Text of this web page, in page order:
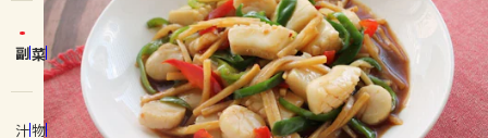
ホーム
コンテンツ
人気の食材・レシピ
きゅうり なす トマト
とうもろこし
ピーマン
みょうが ゴーヤ
副菜
汁物